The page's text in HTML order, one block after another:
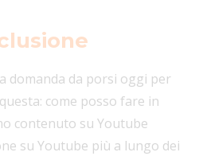
domanda da porsi oggi per
come posso fare in
contenuto su Youtube
su Youtube più a lungo dei